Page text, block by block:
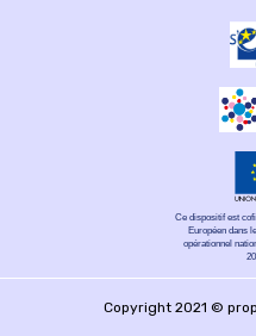
Ce dispositif est
Européen dans
opérationnel
Copyright 2021 ©